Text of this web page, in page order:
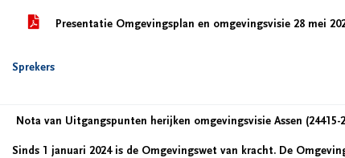
Presentatie Omgevingsplan en omgevingsvisie 28 mei
Sprekers
Nota van Uitgangspunten herijken omgevingsvisie Assen (24415-
Sinds 1 januari 2024 is de Omgevingswet van kracht. De